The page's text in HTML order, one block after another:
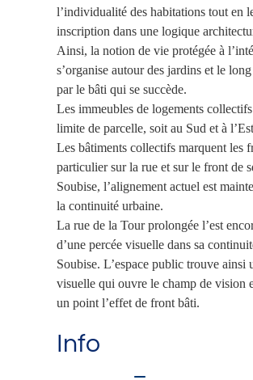
l’individualité des habitations tout en
inscription dans une logique
Ainsi, la notion de vie protégée à
s’organise autour des jardins et le
par le bâti qui se succède.
Les immeubles de logements
limite de parcelle, soit au Sud et à
Les bâtiments collectifs marquent les
particulier sur la rue et sur le front de
Soubise, l’alignement actuel est
la continuité urbaine.
La rue de la Tour prolongée l’est
d’une percée visuelle dans sa
Soubise. L’espace public trouve ainsi
visuelle qui ouvre le champ de vision
un point l’effet de front bâti.
Info